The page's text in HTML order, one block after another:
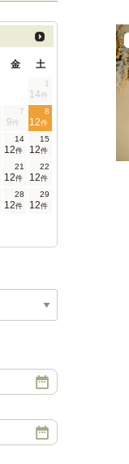
金 土
1
14件
7
9件
8
12件
14
12件
15
12件
21
12件
22
12件
28
12件
29
12件